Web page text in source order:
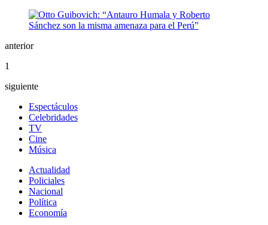
anterior
1
siguiente
Espectáculos
Celebridades
TV
Cine
Música
Actualidad
Policiales
Nacional
Política
Economía